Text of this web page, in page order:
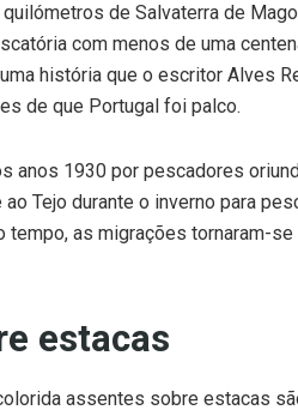
de Salvaterra de
com menos de uma
história que o escritor Alves
de que Portugal foi palco.
anos 1930 por pescadores
Tejo durante o inverno para
tempo, as migrações tornaram-
estacas
assentes sobre estacas